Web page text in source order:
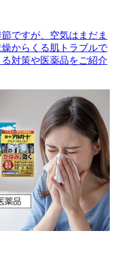
ですが、空気はまだま
からくる肌トラブルで
対策や医薬品をご紹介